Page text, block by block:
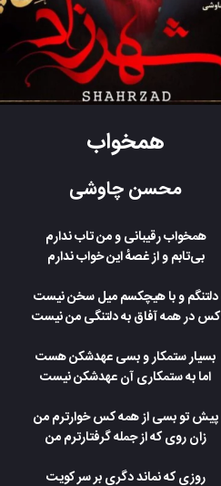
همخواب
محسن چاوشی
همخواب رقیبانی و من تاب ندارم
بی‌تابم و از غصهٔ این خواب ندارم
دلتنگم و با هیچکسم میل سخن نیست
کس در همه آفاق به دلتنگی من نیست
بسیار ستمکار و بسی عهدشکن هست
اما به ستمکاری آن عهدشکن نیست
پیش تو بسی از همه کس خوارترم من
زان روی که از جمله گرفتارترم من
روزی که نماند دگری بر سر کویت